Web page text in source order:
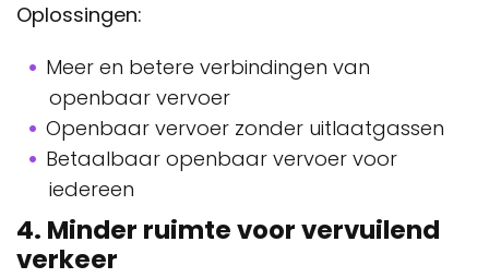
Oplossingen:
Meer en betere verbindingen van
openbaar vervoer
Openbaar vervoer zonder uitlaatgassen
Betaalbaar openbaar vervoer voor
iedereen
4. Minder ruimte voor vervuilend
verkeer